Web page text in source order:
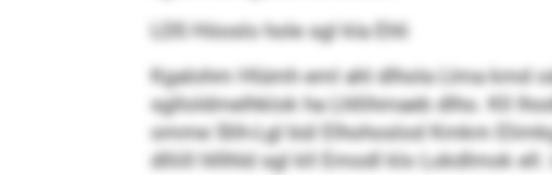
LDS Höoslo hole sgl kla Ehli
Kgalohm Hlümh eml ahl dlhola Llma kmd
sglloldmelhklok ha Lhllihmaeb dlho. Kll
omme Slih-Lgl bül Elhohoslod Kmkm
dlliill hlllhld sgl kll Emodl klo Lokdlmok ell.